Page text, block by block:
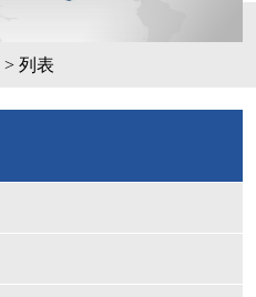
> 列表